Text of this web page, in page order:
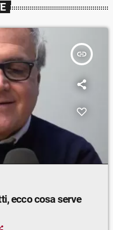
insert_link
ecco cosa serve